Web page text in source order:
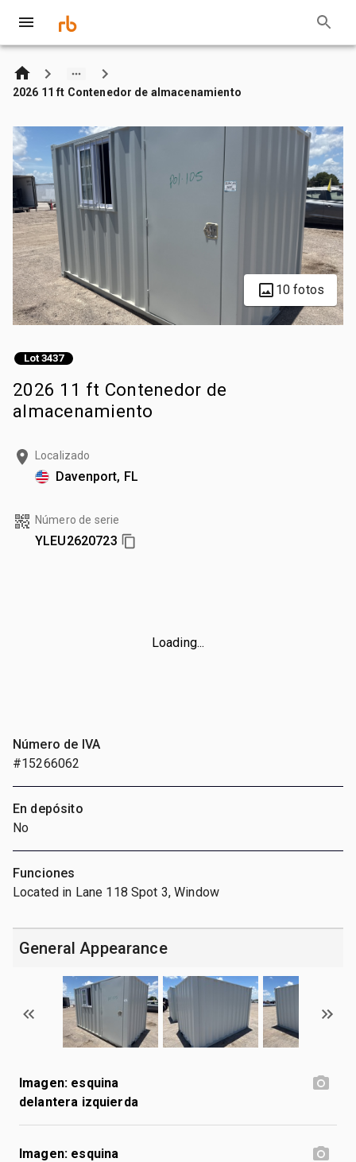
2026 11 ft Contenedor de almacenamiento
10 fotos
Lot 3437
2026 11 ft Contenedor de
almacenamiento
Localizado
Davenport, FL
Número de serie
YLEU2620723
Loading...
Número de IVA
#15266062
En depósito
No
Funciones
Located in Lane 118 Spot 3, Window
General Appearance
Imagen: esquina
delantera izquierda
Imagen: esquina